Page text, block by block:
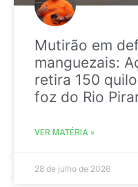
Mutirão em
manguezais:
retira 150
foz do Rio
VER MATÉRIA »
28 de julho de 2026